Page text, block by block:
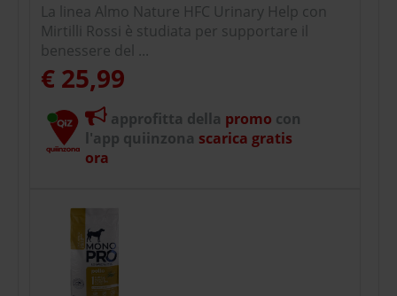
La linea Almo Nature HFC Urinary Help con
Mirtilli Rossi è studiata per supportare il
benessere del ...
€ 25,99
approfitta della promo con
l'app quiinzona scarica gratis
ora